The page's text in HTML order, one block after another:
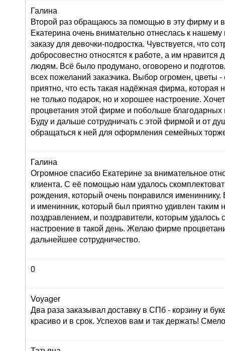
Галина
Второй раз обращаюсь за помощью в эту фирму и
Екатерина очень внимательно отнеслась к
заказу для девочки-подростка. Чувствуется, что
добросовестно относятся к работе, а им нравится
людям. Всё было продумано, оговорено и
всех пожеланий заказчика. Выбор огромен, цветы
приятно, что есть такая надёжная фирма, которая
не только подарок, но и хорошее настроение.
процветания этой фирме и побольше благодарных
Буду и дальше сотрудничать с этой фирмой и от
обращаться к ней для оформления семейных
Галина
Огромное спасибо Екатерине за внимательное
клиента. С её помощью нам удалось
рождения, который очень понравился имениннику.
и именинник, который был приятно удивлен таким
поздравлением, и поздравители, которым удалось
настроение в такой день. Желаю фирме
дальнейшее сотрудничество.
0
Voyager
Два раза заказывал доставку в СПб - корзину и
красиво и в срок. Успехов вам и так держать!